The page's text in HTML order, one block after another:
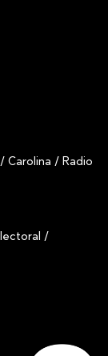
/ Carolina / Radio
/